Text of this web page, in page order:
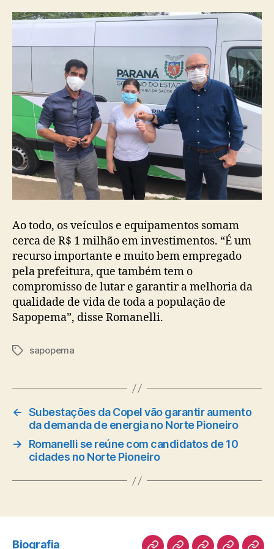
Ao todo, os veículos e equipamentos somam
cerca de R$ 1 milhão em investimentos. “É um
recurso importante e muito bem empregado
pela prefeitura, que também tem o
compromisso de lutar e garantir a melhoria da
qualidade de vida de toda a população de
Sapopema”, disse Romanelli.
Tagssapopema
← Subestações da Copel vão garantir aumento
da demanda de energia no Norte Pioneiro
→
Romanelli se reúne com candidatos de 10
cidades no Norte Pioneiro
Biografia